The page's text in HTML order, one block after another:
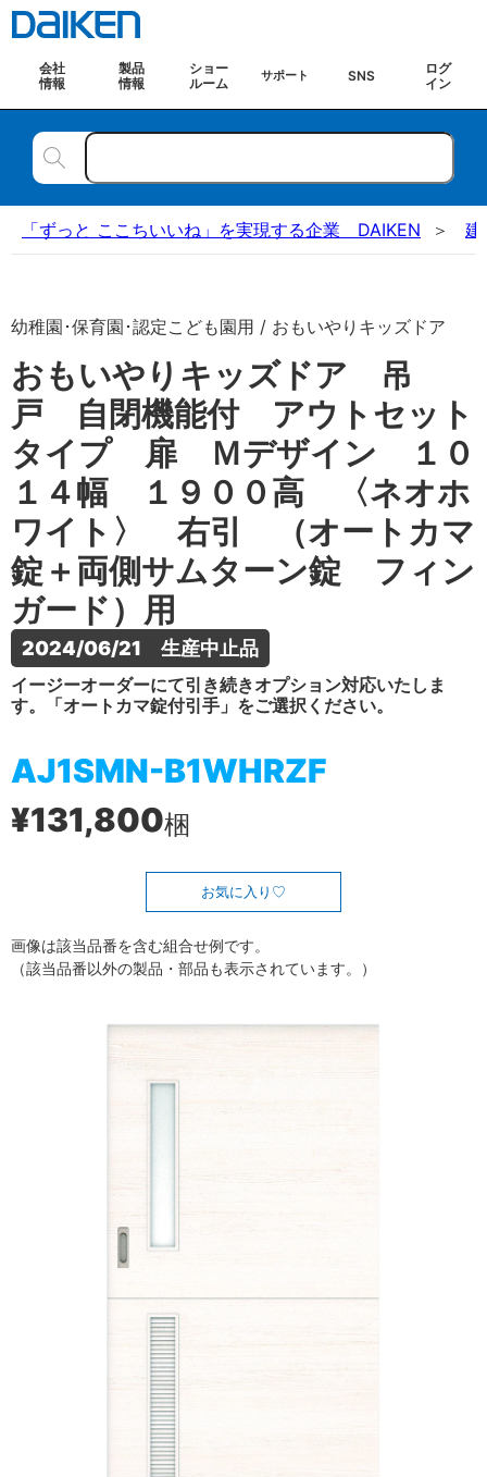
会社
情報
製品
情報
ショー
ルーム
サポート SNS
ログ
イン
「ずっと ここちいいね」を実現する企業 DAIKEN 建
幼稚園･保育園･認定こども園用 / おもいやりキッズドア
おもいやりキッズドア 吊
戸 自閉機能付 アウトセット
タイプ 扉 Ｍデザイン １０
１４幅 １９００高 〈ネオホ
ワイト〉 右引 （オートカマ
錠＋両側サムターン錠 フィン
ガード）用
2024/06/21　生産中止品
イージーオーダーにて引き続きオプション対応いたしま
す。「オートカマ錠付引手」をご選択ください。
AJ1SMN-B1WHRZF
¥131,800梱
お気に入り
画像は該当品番を含む組合せ例です。
（該当品番以外の製品・部品も表示されています。）